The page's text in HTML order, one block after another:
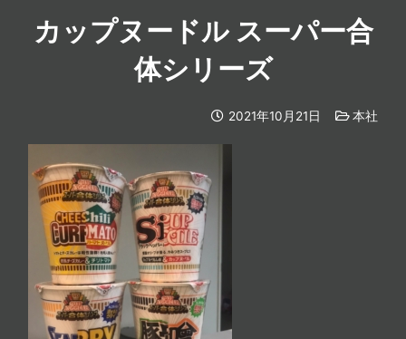
カップヌードル スーパー合
体シリーズ
2021年10月21日 本社